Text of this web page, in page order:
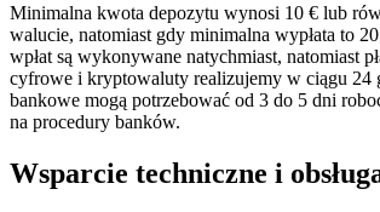
Minimalna kwota depozytu wynosi 10 € lub
walucie, natomiast gdy minimalna wypłata to
wpłat są wykonywane natychmiast, natomiast
cyfrowe i kryptowaluty realizujemy w ciągu 24
bankowe mogą potrzebować od 3 do 5 dni
na procedury banków.
Wsparcie techniczne i